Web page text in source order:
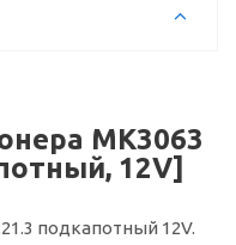
МК3063
12V]
подкапотный 12V.